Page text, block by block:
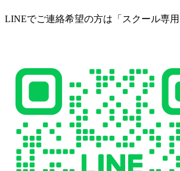
LINEでご連絡希望の方は「スクール専